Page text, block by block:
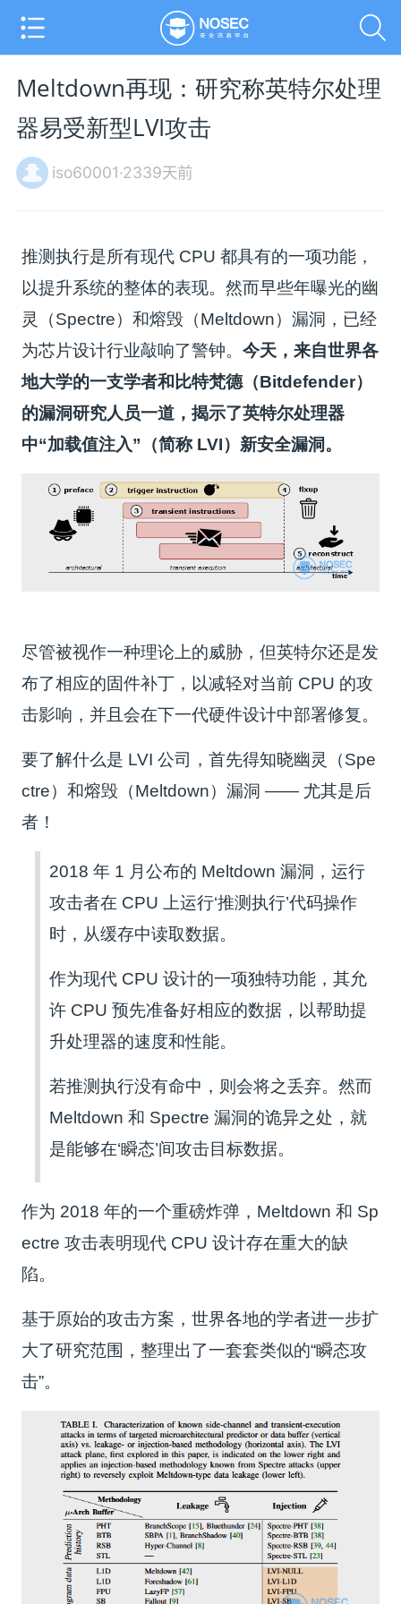
Meltdown再现：研究称英特尔处理
器易受新型LVI攻击
iso60001·2339天前
推测执行是所有现代 CPU 都具有的一项功能，
以提升系统的整体的表现。然而早些年曝光的幽
灵（Spectre）和熔毁（Meltdown）漏洞，已经
为芯片设计行业敲响了警钟。今天，来自世界各
地大学的一支学者和比特梵德（Bitdefender）
的漏洞研究人员一道，揭示了英特尔处理器
中“加载值注入”（简称 LVI）新安全漏洞。
尽管被视作一种理论上的威胁，但英特尔还是发
布了相应的固件补丁，以减轻对当前 CPU 的攻
击影响，并且会在下一代硬件设计中部署修复。
要了解什么是 LVI 公司，首先得知晓幽灵（Spe
ctre）和熔毁（Meltdown）漏洞 —— 尤其是后
者！
2018 年 1 月公布的 Meltdown 漏洞，运行
攻击者在 CPU 上运行‘推测执行’代码操作
时，从缓存中读取数据。
作为现代 CPU 设计的一项独特功能，其允
许 CPU 预先准备好相应的数据，以帮助提
升处理器的速度和性能。
若推测执行没有命中，则会将之丢弃。然而
Meltdown 和 Spectre 漏洞的诡异之处，就
是能够在‘瞬态’间攻击目标数据。
作为 2018 年的一个重磅炸弹，Meltdown 和 Sp
ectre 攻击表明现代 CPU 设计存在重大的缺
陷。
基于原始的攻击方案，世界各地的学者进一步扩
大了研究范围，整理出了一套套类似的“瞬态攻
击”。